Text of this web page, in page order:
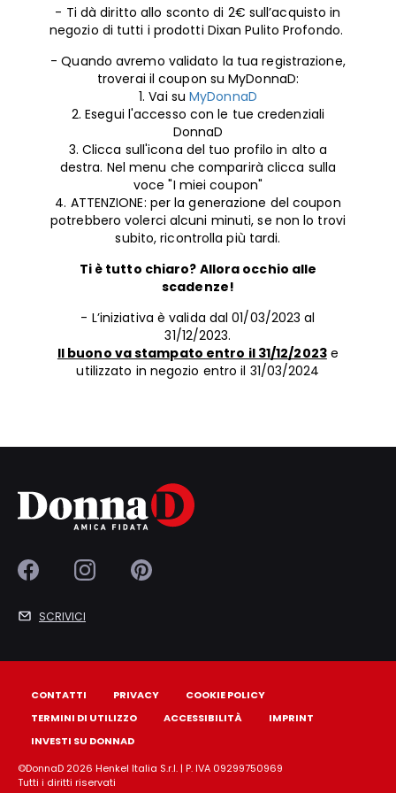
- Ti dà diritto allo sconto di 2€ sull’acquisto in
negozio di tutti i prodotti Dixan Pulito Profondo.
- Quando avremo validato la tua registrazione,
troverai il coupon su MyDonnaD:
1. Vai suMyDonnaD
2. Esegui l'accesso con le tue credenziali
DonnaD
3. Clicca sull'icona del tuo profilo in alto a
destra. Nel menu che comparirà clicca sulla
voce "I miei coupon"
4. ATTENZIONE: per la generazione del coupon
potrebbero volerci alcuni minuti, se non lo trovi
subito, ricontrolla più tardi.
Ti è tutto chiaro? Allora occhio alle
scadenze!
- L’iniziativa è valida dal 01/03/2023 al
31/12/2023.
Il buono va stampato entro il 31/12/2023e
utilizzato in negozio entro il 31/03/2024
SCRIVICI
CONTATTI PRIVACY
COOKIE POLICY
TERMINI DI UTILIZZO
ACCESSIBILITÀ
IMPRINT
INVESTI SU DONNAD
©DonnaD 2026 Henkel Italia S.r.l. | P. IVA 09299750969
Tutti i diritti riservati
You can find more information on the processing of your data in
our Data Protection Statement linked in the footer (Section
withdraw your consent at any time with effect for the future by
disabling cookies on our website under "Cookie settings" linked in
the footer. For more information with respect to the cookies used
on this website, especially their storage period, please see the
detailed information on each cookie available by clicking “adjust”
If you click on “Adjust” you can find more information about the
processing of your data / the use of cookies and allow them for one
or more of the purposes mentioned above. By clicking on “Accept
All”, you agree to the use of cookies as well as to the processing of
your personal data for all the purposes stated above. If you click on
“Reject”, only cookies that are technically necessary to provide you